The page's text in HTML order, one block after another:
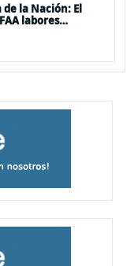
la Nación: El
labores